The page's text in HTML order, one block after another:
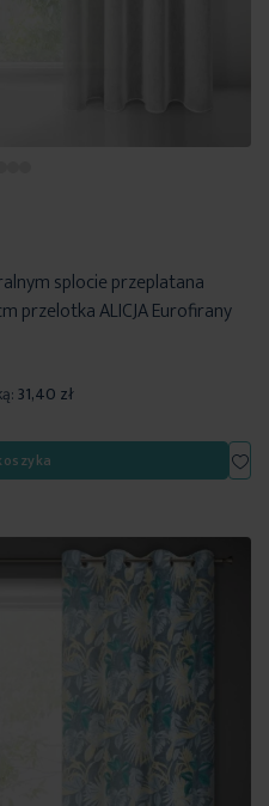
splocie przeplatana
przelotka ALICJA Eurofirany
31,40 zł